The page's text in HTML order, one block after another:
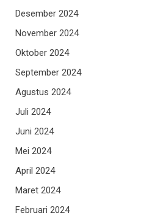
Desember 2024
November 2024
Oktober 2024
September 2024
Agustus 2024
Juli 2024
Juni 2024
Mei 2024
April 2024
Maret 2024
Februari 2024